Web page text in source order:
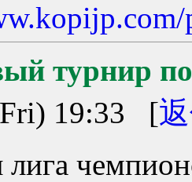
турнир
19:33 [
лига